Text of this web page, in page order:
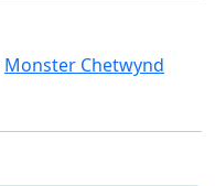
Monster Chetwynd